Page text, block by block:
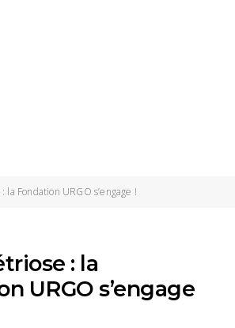
la Fondation URGO s’engage !
: la
URGO s’engage